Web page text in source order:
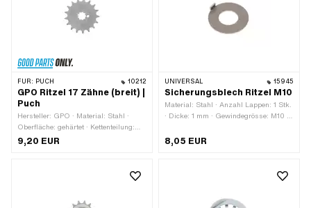
FÜR: PUCH 10212
GPO Ritzel 17 Zähne (breit) |
Puch
Hersteller: GPO · Material: Stahl ·
Oberfläche: gehärtet · Kettenteilung:
1/2" x 3/16" · Kettentyp: 415H · Anzahl
9,20 EUR
UNIVERSAL 15945
Sicherungsblech Ritzel M10
Material: Stahl · Anzahl Lappen: 1 Stk.
· Dicke: 1 mm · Gewindegrösse: M10 ·
Ø innen: 12 mm · Ø aussen: 24.8 mm
8,05 EUR